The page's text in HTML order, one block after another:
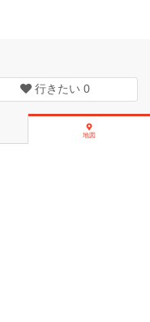
行きたい 0
地図